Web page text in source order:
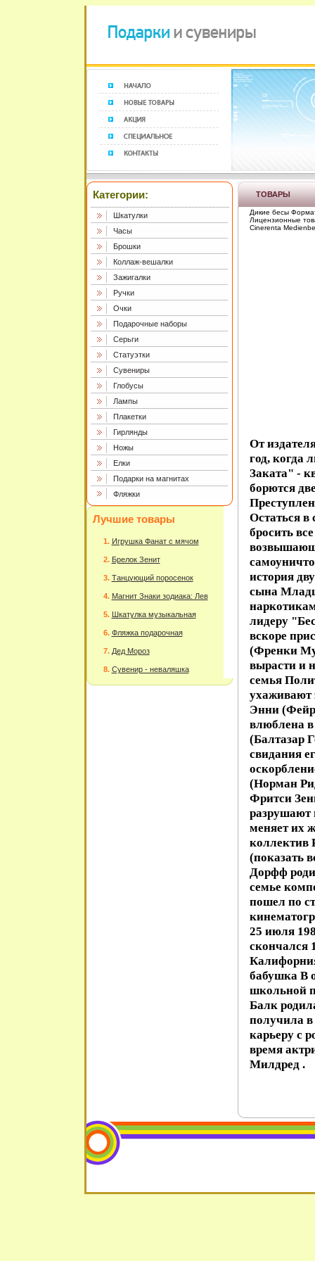
Категории:
Шкатулки
Часы
Брошки
Коллаж-вешалки
Зажигалки
Ручки
Очки
Подарочные наборы
Серьги
Статуэтки
Сувениры
Глобусы
Лампы
Плакетки
Гирлянды
Ножы
Елки
Подарки на магнитах
Фляжки
Лучшие товары
Игрушка Фанат с мячом
Брелок Зенит
Танцующий поросенок
Магнит Знаки зодиака: Лев
Шкатулка музыкальная
Фляжка подарочная
Дед Мороз
Сувенир - неваляшка
ТОВАРЫ
Дикие бесы
Лицензионные
Cinerenta
От
год,
Заката" -
борются
Остаться в
бросить
история
сына
лидеру
вскоре
(Френки
вырасти и
семья
ухаживают
Энни
влюблена
(Балтазар
свидания
(Норман
Фритси
разрушают
меняет их
коллектив
(показать
Дорфф
семье
пошел по
25 июля
скончался
бабушка В
школьной
Балк
получила в
карьеру с
время
Милдред .